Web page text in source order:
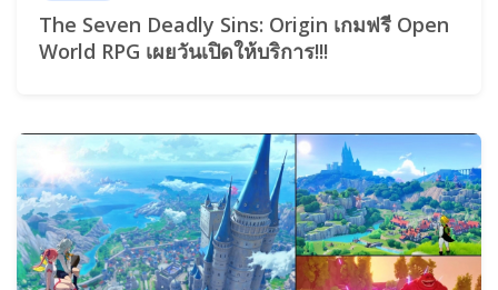
The Seven Deadly Sins: Origin เกมฟรี Open
World RPG เผยวันเปิดให้บริการ!!!